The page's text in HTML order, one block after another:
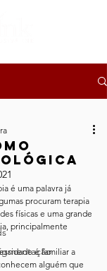
é uma palavra já
procuram terapia
físicas e uma grande
principalmente
é familiar a
alguém que